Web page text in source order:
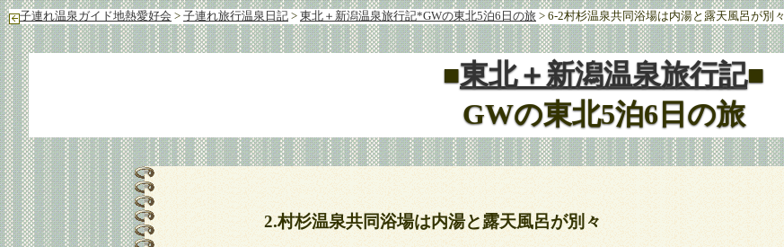
子連れ温泉ガイド地熱愛好会 > 子連れ旅行温泉日記 > 東北＋新潟温泉旅行記*GWの東北5泊6日の旅 > 6-2村杉温泉共同浴場は内湯と露天風呂が別々
■東北＋新潟温泉旅行記■
GWの東北5泊6日の旅
2.村杉温泉共同浴場は内湯と露天風呂が別々